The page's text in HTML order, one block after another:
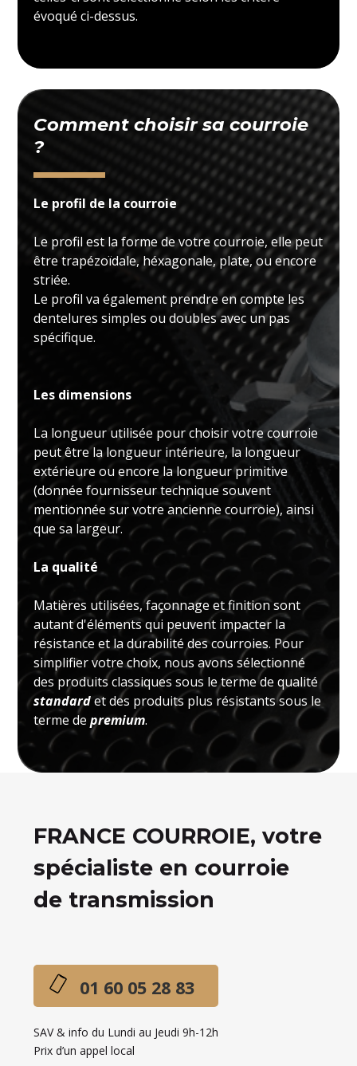
évoqué ci-dessus.
Comment choisir sa courroie
?
Le profil de la courroie
Le profil est la forme de votre courroie, elle peut
être trapézoïdale, héxagonale, plate, ou encore
striée.
Le profil va également prendre en compte les
dentelures simples ou doubles avec un pas
spécifique.
Les dimensions
La longueur utilisée pour choisir votre courroie
peut être la longueur intérieure, la longueur
extérieure ou encore la longueur primitive
(donnée fournisseur technique souvent
mentionnée sur votre ancienne courroie), ainsi
que sa largeur.
La qualité
Matières utilisées, façonnage et finition sont
autant d'éléments qui peuvent impacter la
résistance et la durabilité des courroies. Pour
simplifier votre choix, nous avons sélectionné
des produits classiques sous le terme de qualité
standardet des produits plus résistants sous le
terme depremium.
FRANCE COURROIE, votre
spécialiste en courroie
de transmission
01 60 05 28 83
SAV & info du Lundi au Jeudi 9h-12h
Prix d’un appel local